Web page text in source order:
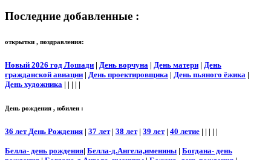
Последние добавленные :
открытки , поздравления:
Новый 2026 год Лошади | День ворчуна | День матери | День
гражданской авиации | День проектировщика | День пьяного ёжика |
День художника | | | | |
День рождения , юбилеи :
36 лет День Рождения | 37 лет| 38 лет| 39 лет| 40 летие | | | | |
Белла- день рождения| Белла-д.Ангела,именины | Богдана- день